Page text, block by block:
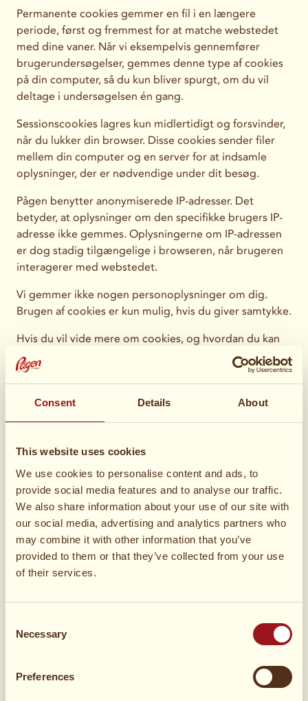
Consent Details About
This website uses cookies
We use cookies to personalise content and ads, to
provide social media features and to analyse our traffic.
We also share information about your use of our site with
our social media, advertising and analytics partners who
may combine it with other information that you’ve
provided to them or that they’ve collected from your use
of their services.
Selection
Necessary
Preferences
Permanente cookies gemmer en fil i en længere
periode, først og fremmest for at matche webstedet
med dine vaner. Når vi eksempelvis gennemfører
brugerundersøgelser, gemmes denne type af cookies
på din computer, så du kun bliver spurgt, om du vil
deltage i undersøgelsen én gang.
Sessionscookies lagres kun midlertidigt og forsvinder,
når du lukker din browser. Disse cookies sender filer
mellem din computer og en server for at indsamle
oplysninger, der er nødvendige under dit besøg.
Pågen benytter anonymiserede IP-adresser. Det
betyder, at oplysninger om den specifikke brugers IP-
adresse ikke gemmes. Oplysningerne om IP-adressen
er dog stadig tilgængelige i browseren, når brugeren
interagerer med webstedet.
Vi gemmer ikke nogen personoplysninger om dig.
Brugen af cookies er kun mulig, hvis du giver samtykke.
Hvis du vil vide mere om cookies, og hvordan du kan
håndtere dem, kan du besøge Post- og telestyrelsens
hjemmeside på:
https://www.pts.se/en/private2/internet/integritet/qa-
about-cookies-for-users/. Post- og telestyrelsen er den
myndighed, der fører kontrol med elektronisk
Manglende accept af brugen af cookies betyder, at vi
ikke gemmer cookies på din computer. Ved at ændre
indstillingerne i din browser har du mulighed for at
slette og afvise lagring af cookies eller til at blive
informeret om, hvornår en hjemmeside ønsker at
sådanne begrænsninger.
ved at afvise godkendelsen af brugen af cookies på